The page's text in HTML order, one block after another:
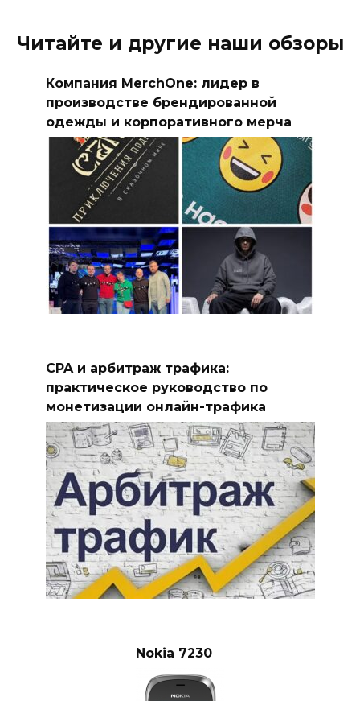
Читайте и другие наши обзоры
Компания MerchOne: лидер в
производстве брендированной
одежды и корпоративного мерча
CPA и арбитраж трафика:
практическое руководство по
монетизации онлайн-трафика
Nokia 7230